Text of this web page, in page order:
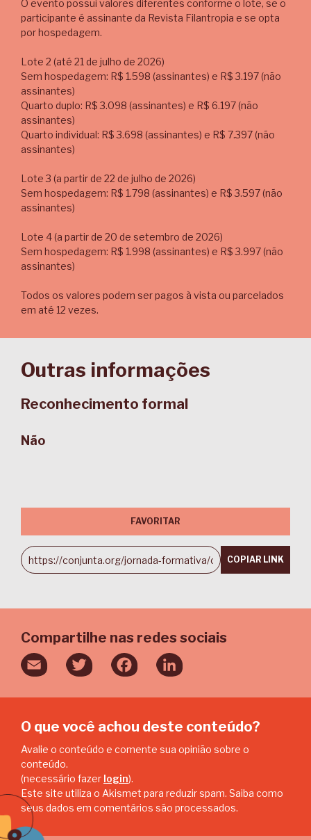
O evento possui valores diferentes conforme o lote, se o
participante é assinante da Revista Filantropia e se opta
por hospedagem.
Lote 2 (até 21 de julho de 2026)
Sem hospedagem: R$ 1.598 (assinantes) e R$ 3.197 (não
assinantes)
Quarto duplo: R$ 3.098 (assinantes) e R$ 6.197 (não
assinantes)
Quarto individual: R$ 3.698 (assinantes) e R$ 7.397 (não
assinantes)
Lote 3 (a partir de 22 de julho de 2026)
Sem hospedagem: R$ 1.798 (assinantes) e R$ 3.597 (não
assinantes)
Lote 4 (a partir de 20 de setembro de 2026)
Sem hospedagem: R$ 1.998 (assinantes) e R$ 3.997 (não
assinantes)
Todos os valores podem ser pagos à vista ou parcelados
em até 12 vezes.
Outras informações
Reconhecimento formal
Não
FAVORITAR
COPIAR LINK
Compartilhe nas redes sociais
Email Twitter FacebookLinkedIn
O que você achou deste conteúdo?
Avalie o conteúdo e comente sua opinião sobre o
conteúdo.
(necessário fazer login).
Este site utiliza o Akismet para reduzir spam. Saiba como
seus dados em comentários são processados.